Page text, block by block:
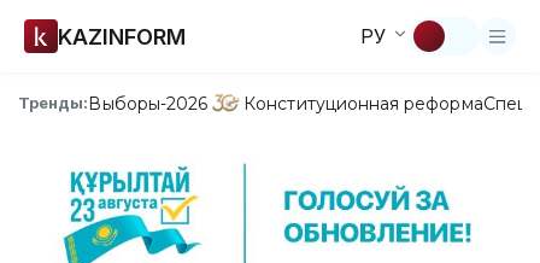
KAZINFORM РУ
Тренды:Выборы-2026 Конституционная реформа